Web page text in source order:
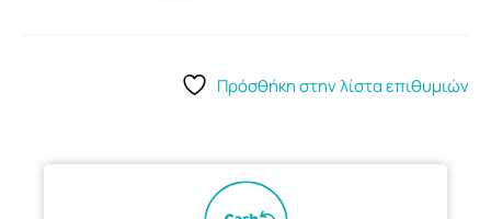
Πρόσθήκη στην λίστα επιθυμιών